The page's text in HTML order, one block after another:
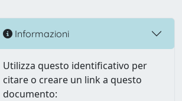
Informazioni
Utilizza questo identificativo per
citare o creare un link a questo
documento: